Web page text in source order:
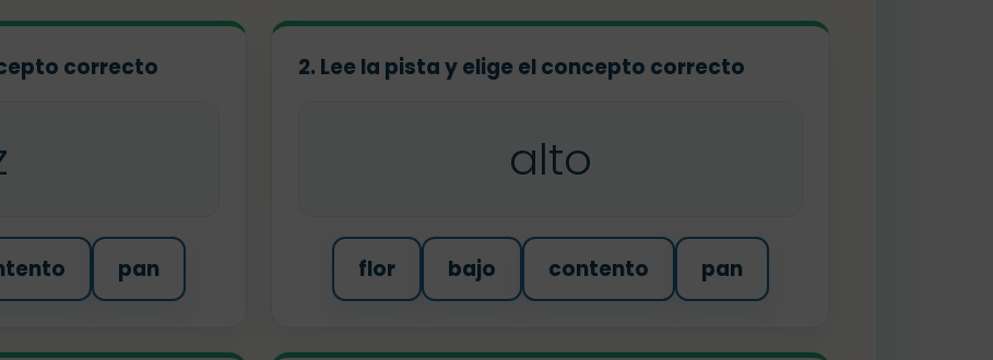
correcto
pan
2. Lee la pista y elige el concepto correcto
alto
flor bajo contento pan